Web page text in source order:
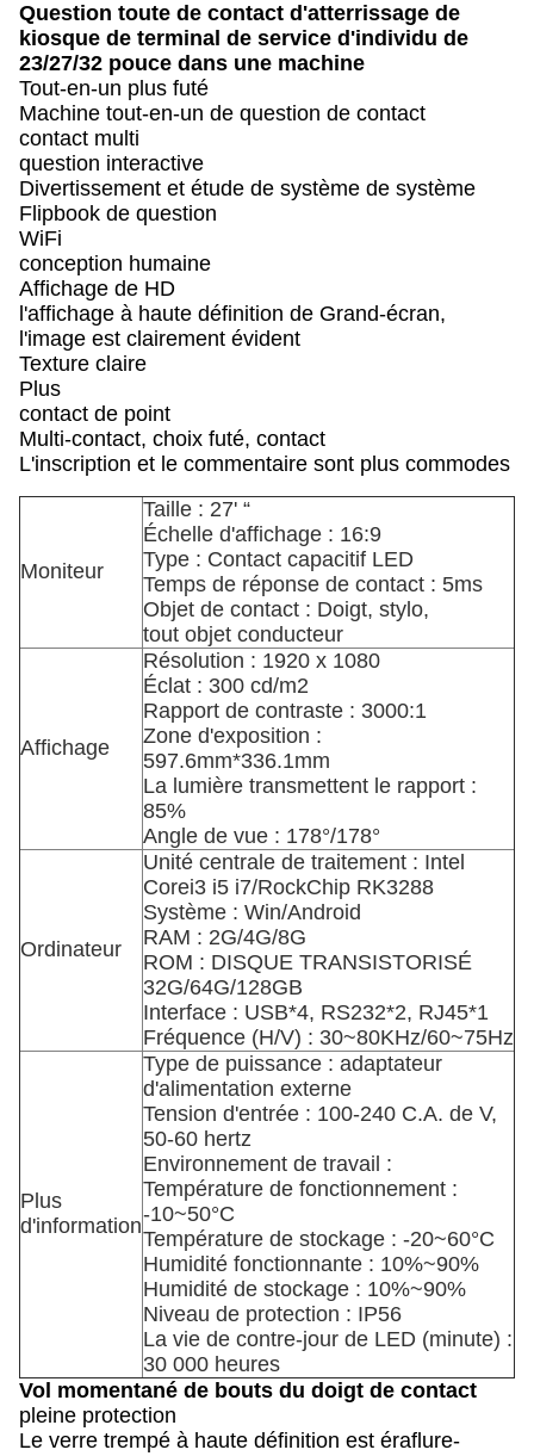
Question toute de contact d'atterrissage de
kiosque de terminal de service d'individu de
23/27/32 pouce dans une machine
Tout-en-un plus futé
Machine tout-en-un de question de contact
contact multi
question interactive
Divertissement et étude de système de système
Flipbook de question
WiFi
conception humaine
Affichage de HD
l'affichage à haute définition de Grand-écran,
l'image est clairement évident
Texture claire
Plus
contact de point
Multi-contact, choix futé, contact
L'inscription et le commentaire sont plus commodes
Moniteur
Taille : 27' “
Échelle d'affichage : 16:9
Type : Contact capacitif LED
Temps de réponse de contact : 5ms
Objet de contact : Doigt, stylo,
tout objet conducteur
Affichage
Résolution : 1920 x 1080
Éclat : 300 cd/m2
Rapport de contraste : 3000:1
Zone d'exposition :
597.6mm*336.1mm
La lumière transmettent le rapport :
85%
Angle de vue : 178°/178°
Ordinateur
Unité centrale de traitement : Intel
Corei3 i5 i7/RockChip RK3288
Système : Win/Android
RAM : 2G/4G/8G
ROM : DISQUE TRANSISTORISÉ
32G/64G/128GB
Interface : USB*4, RS232*2, RJ45*1
Fréquence (H/V) : 30~80KHz/60~75Hz
Plus
d'information
Type de puissance : adaptateur
d'alimentation externe
Tension d'entrée : 100-240 C.A. de V,
50-60 hertz
Environnement de travail :
Température de fonctionnement :
-10~50°C
Température de stockage : -20~60°C
Humidité fonctionnante : 10%~90%
Humidité de stockage : 10%~90%
Niveau de protection : IP56
La vie de contre-jour de LED (minute) :
30 000 heures
Vol momentané de bouts du doigt de contact
pleine protection
Le verre trempé à haute définition est éraflure-